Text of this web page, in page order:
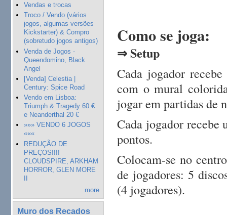
Vendas e trocas
Troco / Vendo (vários
jogos, algumas versões
Kickstarter) & Compro
(sobretudo jogos antigos)
Venda de Jogos -
Queendomino, Black
Angel
[Venda] Celestia |
Century: Spice Road
Vendo em Lisboa:
Triumph & Tragedy 60 €
e Neanderthal 20 €
»»» VENDO 6 JOGOS
«««
REDUÇÃO DE
PREÇOS!!!!
CLOUDSPIRE, ARKHAM
HORROR, GLEN MORE
II
more
Muro dos Recados
Como se joga:
⇒ Setup
Cada jogador
com o mural
jogar em partidas
Cada jogador recebe
pontos.
Colocam-se no
de jogadores: 5
(4 jogadores).